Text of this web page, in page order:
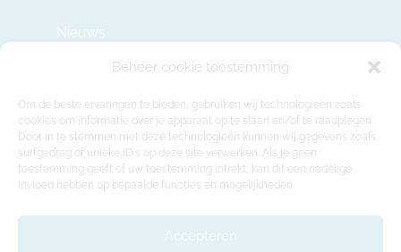
Beheer cookie toestemming
Om de beste ervaringen te bieden, gebruiken wij technologieën zoals
cookies om informatie over je apparaat op te slaan en/of te raadplegen.
Door in te stemmen met deze technologieën kunnen wij gegevens zoals
surfgedrag of unieke ID's op deze site verwerken. Als je geen
toestemming geeft of uw toestemming intrekt, kan dit een nadelige
invloed hebben op bepaalde functies en mogelijkheden.
Accepteren
Nieuws
info@modulehome.be
+32 2 669 36 50